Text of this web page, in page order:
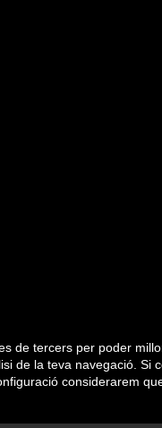
de tercers per poder
de la teva navegació. Si
considerarem